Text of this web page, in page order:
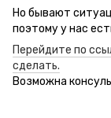
Но бывают
поэтому у нас
Перейдите по
сделать.
Возможна